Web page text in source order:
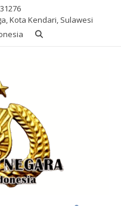
Kota Kendari, Sulawesi